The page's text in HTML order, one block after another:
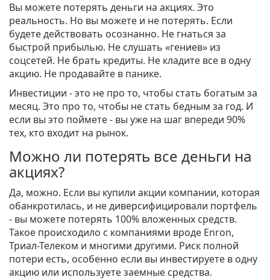
Вы можете потерять деньги на акциях. Это
реальность. Но вы можете и не потерять. Если
будете действовать осознанно. Не гнаться за
быстрой прибылью. Не слушать «гениев» из
соцсетей. Не брать кредиты. Не кладите все в одну
акцию. Не продавайте в панике.
Инвестиции - это не про то, чтобы стать богатым за
месяц. Это про то, чтобы не стать бедным за год. И
если вы это поймете - вы уже на шаг впереди 90%
тех, кто входит на рынок.
Можно ли потерять все деньги на
акциях?
Да, можно. Если вы купили акции компании, которая
обанкротилась, и не диверсифицировали портфель
- вы можете потерять 100% вложенных средств.
Такое происходило с компаниями вроде Enron,
Триал-Телеком и многими другими. Риск полной
потери есть, особенно если вы инвестируете в одну
акцию или используете заемные средства.